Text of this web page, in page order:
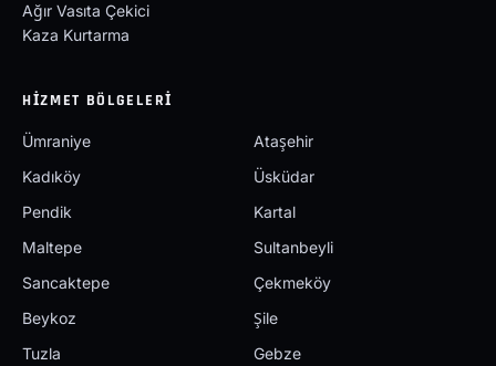
Ağır Vasıta Çekici
Kaza Kurtarma
HIZMET BÖLGELERI
Ümraniye
Ataşehir
Kadıköy
Üsküdar
Pendik
Kartal
Maltepe
Sultanbeyli
Sancaktepe
Çekmeköy
Beykoz
Şile
Tuzla
Gebze